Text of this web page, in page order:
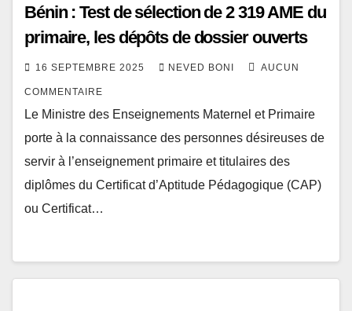
Bénin : Test de sélection de 2 319 AME du
primaire, les dépôts de dossier ouverts
16 SEPTEMBRE 2025 NEVED BONI AUCUN
COMMENTAIRE
Le Ministre des Enseignements Maternel et Primaire
porte à la connaissance des personnes désireuses de
servir à l’enseignement primaire et titulaires des
diplômes du Certificat d’Aptitude Pédagogique (CAP)
ou Certificat…